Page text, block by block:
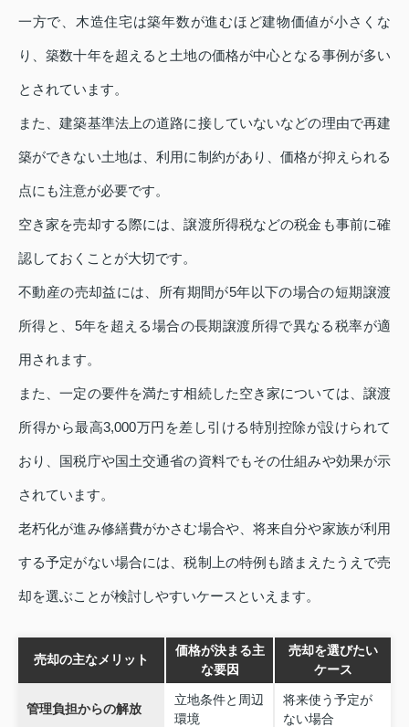
一方で、木造住宅は築年数が進むほど建物価値が小さくな
り、築数十年を超えると土地の価格が中心となる事例が多い
とされています。
また、建築基準法上の道路に接していないなどの理由で再建
築ができない土地は、利用に制約があり、価格が抑えられる
点にも注意が必要です。
空き家を売却する際には、譲渡所得税などの税金も事前に確
認しておくことが大切です。
不動産の売却益には、所有期間が5年以下の場合の短期譲渡
所得と、5年を超える場合の長期譲渡所得で異なる税率が適
用されます。
また、一定の要件を満たす相続した空き家については、譲渡
所得から最高3,000万円を差し引ける特別控除が設けられて
おり、国税庁や国土交通省の資料でもその仕組みや効果が示
されています。
老朽化が進み修繕費がかさむ場合や、将来自分や家族が利用
する予定がない場合には、税制上の特例も踏まえたうえで売
却を選ぶことが検討しやすいケースといえます。
売却の主なメリット
価格が決まる主
な要因
売却を選びたい
ケース
管理負担からの解放
立地条件と周辺
環境
将来使う予定が
ない場合